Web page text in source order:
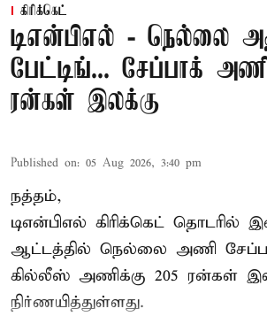
கிரிக்கெட்
டிஎன்பிஎல் - நெல்லை
பேட்டிங்... சேப்பாக்
ரன்கள் இலக்கு
Published on: 05 Aug 2026, 3:40 pm
நத்தம்,
டிஎன்பிஎல் கிரிக்கெட் தொடரில்
ஆட்டத்தில் நெல்லை அணி
கில்லீஸ் அணிக்கு 205 ரன்கள்
நிர்ணயித்துள்ளது.